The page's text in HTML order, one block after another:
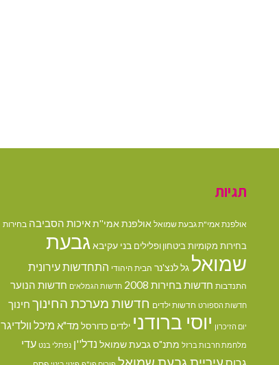
תגיות
אולפנת אמי"ת גבעת שמואל אולפנת אמי''תאיכות הסביבה בחירות
בחירות מקומיות ביטחון ופלילים בני עקיבאגבעת
שמואל גל לנצ'נר הבית היהודי התחדשות עירונית
התנדבות חדשות בחירות 2008 חדשות הגמלאים חדשות הנוער
חדשות הספורט חדשות ילדים חדשות מערכת החינוך חינוך
יום הזיכרון יוסי ברודני ילדים כדורסל מד"א מיכל וולדיגר
מלחמת חרבות ברזל מתנ"ס גבעת שמואל נדל''ן נפתלי בנט עדי